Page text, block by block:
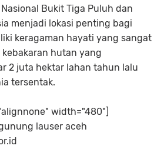
Bukit Tiga Puluh dan
menjadi lokasi penting bagi
keragaman hayati yang sangat
hutan yang
2 juta hektar lahan tahun lalu
tersentak.
width="480"]